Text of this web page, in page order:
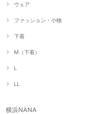
ウェア
ファッション・小物
下着
M（下着）
L
LL
横浜NANA